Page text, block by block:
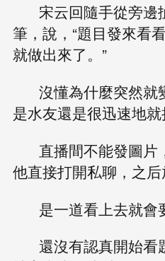
宋云回隨手從旁邊
筆，說，“題目發來看
就做出來了。”
沒懂為什麼突然就
是水友還是很迅速地就
直播間不能發圖片
他直接打開私聊，之后
是一道看上去就會
還沒有認真開始看